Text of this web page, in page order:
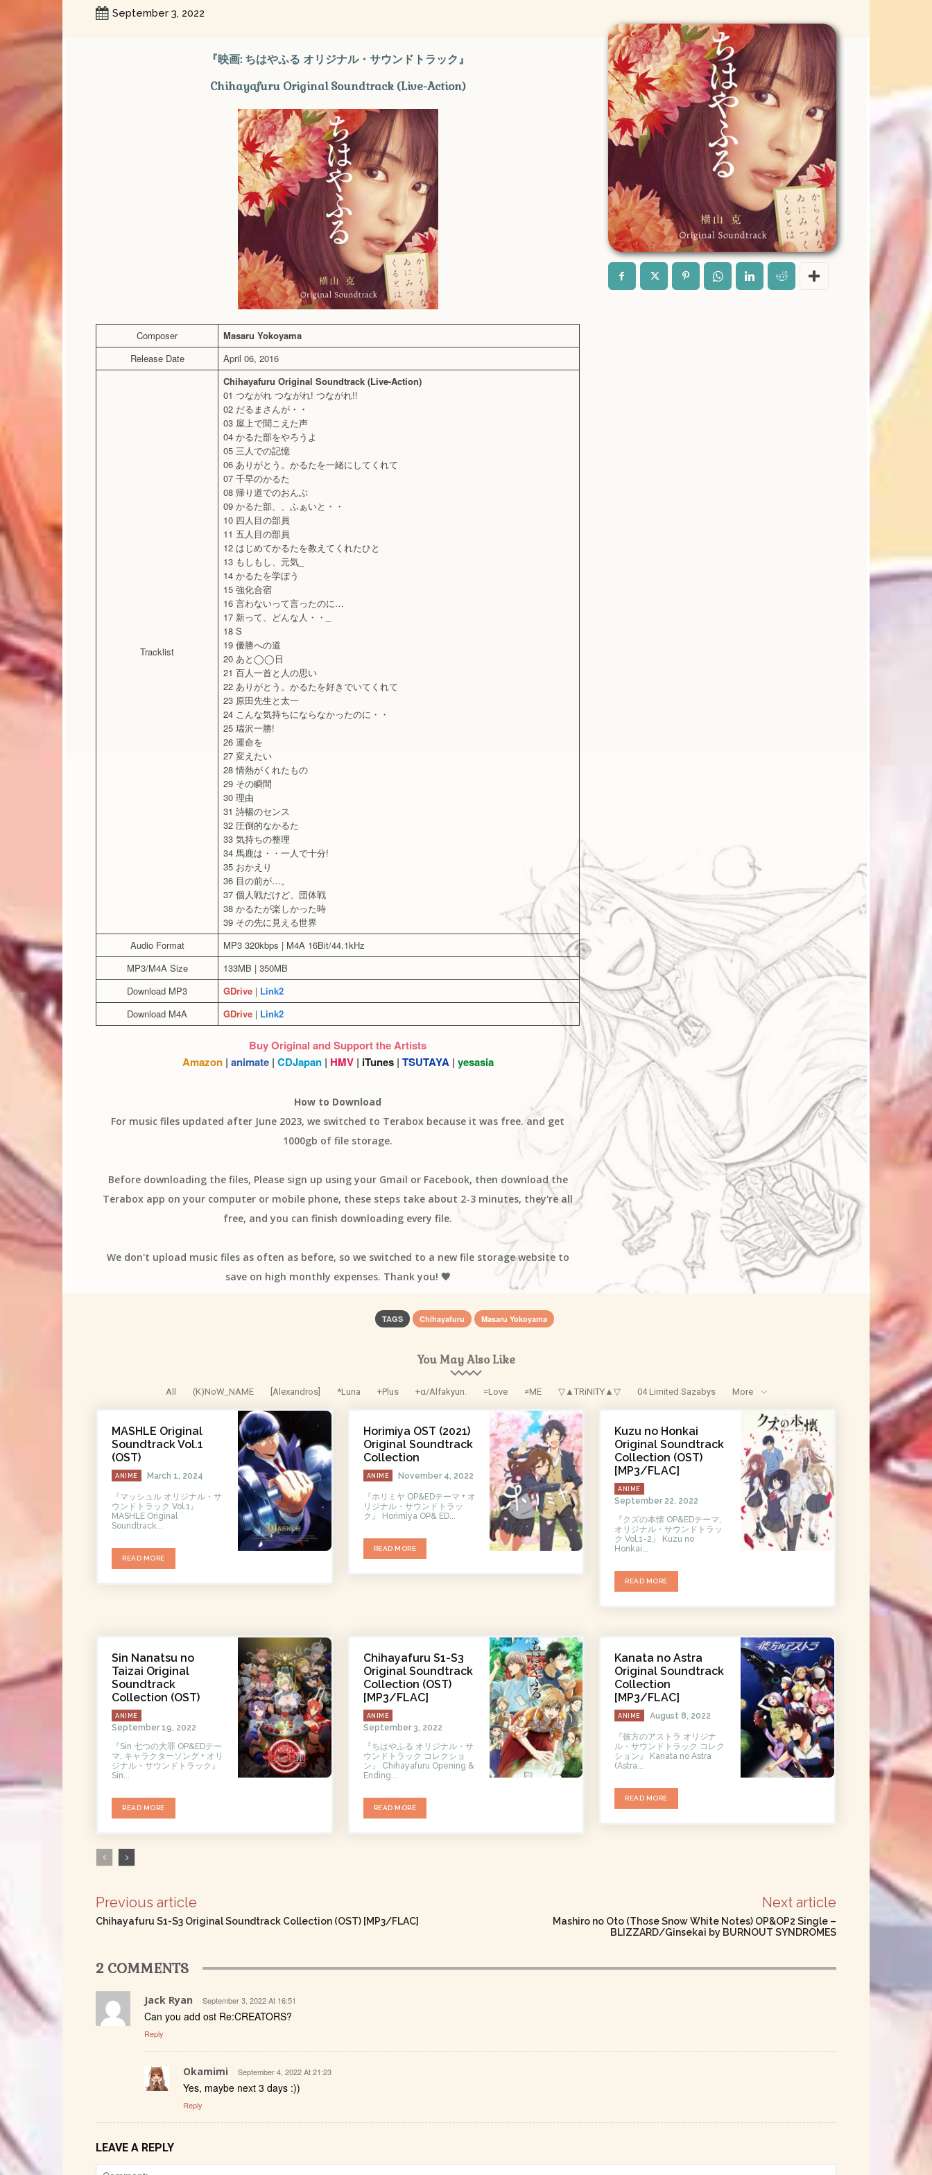
September 3, 2022
『映画: ちはやふる オリジナル・サウンドトラック』
Chihayafuru Original Soundtrack (Live-Action)
Composer
Masaru Yokoyama
Release Date
April 06, 2016
Tracklist
Chihayafuru Original Soundtrack (Live-Action)
01 つながれ つながれ! つながれ!!
02 だるまさんが・・
03 屋上で聞こえた声
04 かるた部をやろうよ
05 三人での記憶
06 ありがとう。かるたを一緒にしてくれて
07 千早のかるた
08 帰り道でのおんぶ
09 かるた部、、ふぁいと・・
10 四人目の部員
11 五人目の部員
12 はじめてかるたを教えてくれたひと
13 もしもし、元気_
14 かるたを学ぼう
15 強化合宿
16 言わないって言ったのに…
17 新って、どんな人・・_
18 S
19 優勝への道
20 あと◯◯日
21 百人一首と人の思い
22 ありがとう。かるたを好きでいてくれて
23 原田先生と太一
24 こんな気持ちにならなかったのに・・
25 瑞沢一勝!
26 運命を
27 変えたい
28 情熱がくれたもの
29 その瞬間
30 理由
31 詩暢のセンス
32 圧倒的なかるた
33 気持ちの整理
34 馬鹿は・・一人で十分!
35 おかえり
36 目の前が…。
37 個人戦だけど、団体戦
38 かるたが楽しかった時
39 その先に見える世界
Audio Format
MP3 320kbps | M4A 16Bit/44.1kHz
MP3/M4A Size
133MB | 350MB
Download MP3
GDrive| Link2
Download M4A
GDrive| Link2
Buy Original and Support the Artists
Amazon | animate | CDJapan | HMV | iTunes | TSUTAYA | yesasia
How to Download
For music files updated after June 2023, we switched to Terabox because it was free. and get
1000gb of file storage.
Before downloading the files, Please sign up using your Gmail or Facebook, then download the
Terabox app on your computer or mobile phone, these steps take about 2-3 minutes, they're all
free, and you can finish downloading every file.
We don't upload music files as often as before, so we switched to a new file storage website to
save on high monthly expenses. Thank you! 🧡
TAGS Chihayafuru Masaru Yokoyama
You May Also Like
All (K)NoW_NAME [Alexandros] *Luna +Plus +α/Alfakyun. =Love ≠ME ▽▲TRiNITY▲▽ 04 Limited Sazabys More
MASHLE Original
Soundtrack Vol.1
(OST)
ANIME March 1, 2024
『マッシュル オリジナル・サ
ウンドトラック Vol.1』
MASHLE Original
Soundtrack...
READ MORE
Horimiya OST (2021)
Original Soundtrack
Collection
ANIME November 4, 2022
『ホリミヤ OP&EDテーマ + オ
リジナル・サウンドトラッ
ク』 Horimiya OP& ED...
READ MORE
Kuzu no Honkai
Original Soundtrack
Collection (OST)
[MP3/FLAC]
ANIME
September 22, 2022
『クズの本懐 OP&EDテーマ,
オリジナル・サウンドトラッ
ク Vol.1-2』 Kuzu no
Honkai...
READ MORE
Sin Nanatsu no
Taizai Original
Soundtrack
Collection (OST)
ANIME
September 19, 2022
『Sin 七つの大罪 OP&EDテー
マ, キャラクターソング + オリ
ジナル・サウンドトラック』
Sin...
READ MORE
Chihayafuru S1-S3
Original Soundtrack
Collection (OST)
[MP3/FLAC]
ANIME
September 3, 2022
『ちはやふる オリジナル・サ
ウンドトラック コレクショ
ン』 Chihayafuru Opening &
Ending...
READ MORE
Kanata no Astra
Original Soundtrack
Collection
[MP3/FLAC]
ANIME August 8, 2022
『彼方のアストラ オリジナ
ル・サウンドトラック コレク
ション』 Kanata no Astra
(Astra...
READ MORE
Previous article
Chihayafuru S1-S3 Original Soundtrack Collection (OST) [MP3/FLAC]
Next article
Mashiro no Oto (Those Snow White Notes) OP&OP2 Single –
BLIZZARD/Ginsekai by BURNOUT SYNDROMES
2 COMMENTS
Jack Ryan September 3, 2022 At 16:51
Can you add ost Re:CREATORS?
Reply
Okamimi September 4, 2022 At 21:23
Yes, maybe next 3 days :))
Reply
LEAVE A REPLY